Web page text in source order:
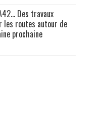
Des travaux
les routes autour de
prochaine